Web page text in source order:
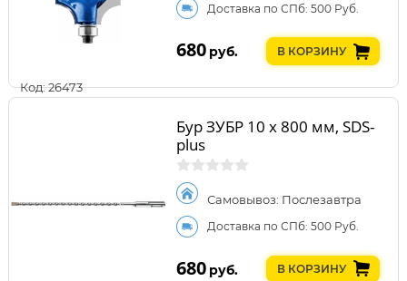
Код: 26473
Доставка по СПб: 500 Руб.
680 руб. В КОРЗИНУ
Бур ЗУБР 10 x 800 мм, SDS-
plus
Самовывоз: Послезавтра
Доставка по СПб: 500 Руб.
680 руб. В КОРЗИНУ